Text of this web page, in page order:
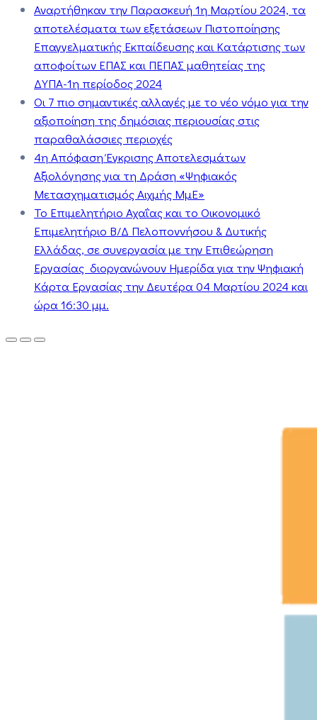
Αναρτήθηκαν την Παρασκευή 1η Μαρτίου 2024, τα
αποτελέσματα των εξετάσεων Πιστοποίησης
Επαγγελματικής Εκπαίδευσης και Κατάρτισης των
αποφοίτων ΕΠΑΣ και ΠΕΠΑΣ μαθητείας της
ΔΥΠΑ-1η περίοδος 2024
Οι 7 πιο σημαντικές αλλαγές με το νέο νόμο για την
αξιοποίηση της δημόσιας περιουσίας στις
παραθαλάσσιες περιοχές
4η Απόφαση Έγκρισης Αποτελεσμάτων
Αξιολόγησης για τη Δράση «Ψηφιακός
Μετασχηματισμός Αιχμής ΜμΕ»
Το Επιμελητήριο Αχαΐας και το Οικονομικό
Επιμελητήριο Β/Δ Πελοποννήσου & Δυτικής
Ελλάδας, σε συνεργασία με την Επιθεώρηση
Εργασίας διοργανώνουν Ημερίδα για την Ψηφιακή
Κάρτα Εργασίας την Δευτέρα 04 Μαρτίου 2024 και
ώρα 16:30 μμ.